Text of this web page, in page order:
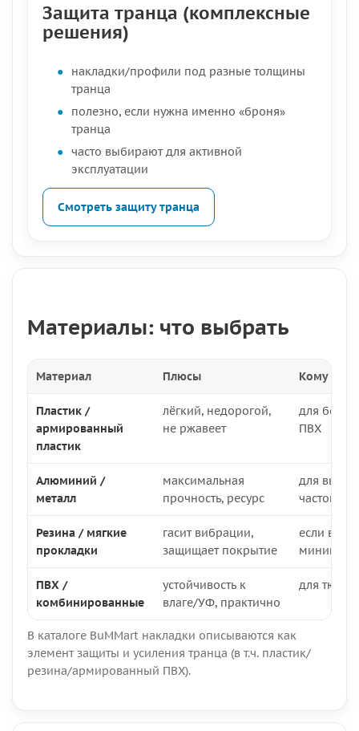
Защита транца (комплексные
решения)
накладки/профили под разные толщины
транца
полезно, если нужна именно «броня»
транца
часто выбирают для активной
эксплуатации
Смотреть защиту транца
Материалы: что выбрать
Материал Плюсы Кому
Пластик /
армированный
пластик
лёгкий, недорогой,
не ржавеет
для
ПВХ
Алюминий /
металл
максимальная
прочность, ресурс
для
частой
Резина / мягкие
прокладки
гасит вибрации,
защищает покрытие
если
минимум
ПВХ /
комбинированные
устойчивость к
влаге/УФ, практично
для
В каталоге BuMMart накладки описываются как
элемент защиты и усиления транца (в т.ч. пластик/
резина/армированный ПВХ).